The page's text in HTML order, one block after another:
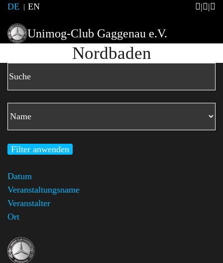
DE EN
Unimog-Club Gaggenau e.V.
Nordbaden
Filter anwenden
Datum
Veranstaltungsname
Veranstalter
Ort